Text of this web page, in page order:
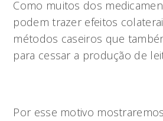
Como muitos dos
podem trazer efeitos
métodos caseiros que
para cessar a produção de
Por esse motivo